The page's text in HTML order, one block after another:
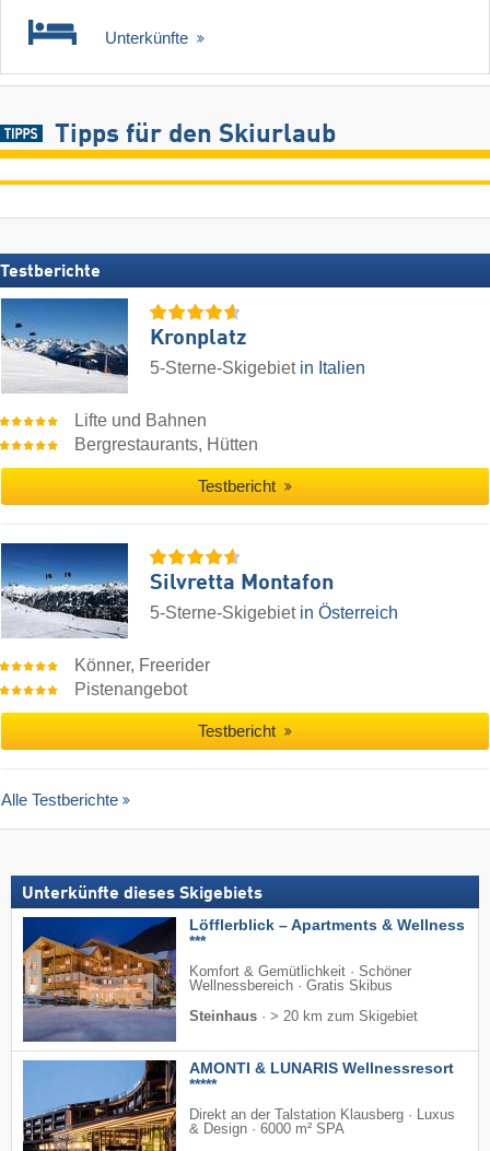
Unterkünfte
Tipps für den Skiurlaub
Testberichte
Kronplatz
5-Sterne-Skigebiet in Italien
Lifte und Bahnen
Bergrestaurants, Hütten
Testbericht
Silvretta Montafon
5-Sterne-Skigebiet in Österreich
Könner, Freerider
Pistenangebot
Testbericht
Alle Testberichte
Unterkünfte dieses Skigebiets
Löfflerblick – Apartments & Wellness
***
Komfort & Gemütlichkeit · Schöner
Wellnessbereich · Gratis Skibus
Steinhaus · > 20 km zum Skigebiet
AMONTI & LUNARIS Wellnessresort
*****
Direkt an der Talstation Klausberg · Luxus
& Design · 6000 m² SPA